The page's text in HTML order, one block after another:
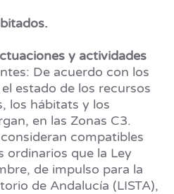
y actividades
De acuerdo con los
estado de los recursos
los hábitats y los
en las Zonas C3.
compatibles
ordinarios que la Ley
de impulso para la
de Andalucía (LISTA),